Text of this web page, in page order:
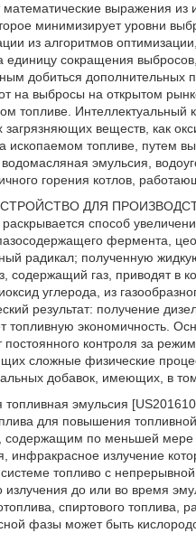
выражения из
минимизирует уровни
из алгоритмов
сокращения
добиться дополнительных
на выбросы на открытом
топливе. Интеллектуальный
веществ, как
топливе, путем
эмульсия,
горения котлов,
УСТРОЙСТВО ДЛЯ
способ
фермента,
радикал; полученную
содержащий газ, приводят в
углерода, из
результат: получение
экономичность.
постоянного контроля за
сложные физические
добавок, имеющих, в
эмульсия
для повышения
по меньшей
излучение
топливо с
излучения до или во время
спиртового топлива,
фазы может быть